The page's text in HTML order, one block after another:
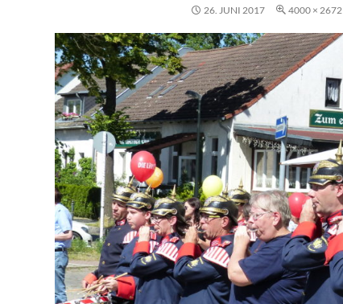
26. JUNI 2017 4000 × 2672